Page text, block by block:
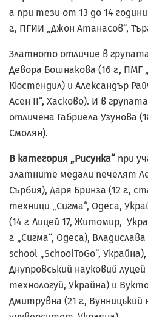
а при тези от 13 до 14
г., ПГИИ „Джон Атанасов“,
Златното отличие в
Девора Бошнакова (16 г., ПМГ
Кюстендил) и Александър
Асен II“, Хасково). И в
отличена Габриела Узунова
Смолян).
В категория „Рисунка“ при
златните медали печелят
Сърбия), Даря Бринза (12 г.,
техници „Сигма“, Одеса,
(14 г. Лицей 17, Житомир,
г. „Сигма“, Одеса),
school „SchoolToGo“,
Днупровський науковий
технологуй, Украйна) и
Дмитрувна (21 г.,